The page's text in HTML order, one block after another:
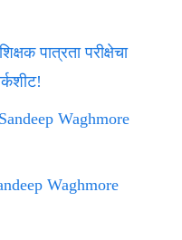
पात्रता परीक्षेचा
Waghmore
Waghmore